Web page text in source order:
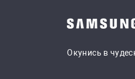
Окунись в